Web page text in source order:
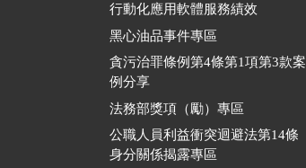
行動化應用軟體服務績效
黑心油品事件專區
貪污治罪條例第4條第1項第3款案
例分享
法務部獎項（勵）專區
公職人員利益衝突迴避法第14條
身分關係揭露專區